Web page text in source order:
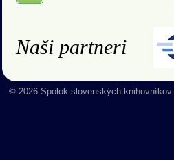
Naši partneri
© 2026 Spolok slovenských knihovníkov.